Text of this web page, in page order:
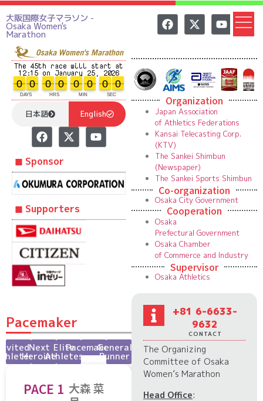
大阪国際女子マラソン -
Osaka Women's
Marathon
The 45th race will start at
12:15 on January 25, 2026
0
0 0
0
DAYS
0
0 0
0
HRS
0
0 0
0
MIN
0
0 0
0
SEC
日本語 English
◼︎ Sponsor
◼︎ Supporters
Pacemaker
Next
Heroine
Elite
Athletes
PacemakerGeneral
Runner
PACE 1 大森 菜
Organization
Japan Association
of Athletics Federations
Kansai Telecasting Corp.
(KTV)
The Sankei Shimbun
(Newspaper)
The Sankei Sports Shimbun
Co-organization
Osaka City Government
Cooperation
Osaka
Prefectural Government
Osaka Chamber
of Commerce and Industry
Supervisor
Osaka Athletics
+81 6-6633-
9632
CONTACT
The Organizing
Committee of Osaka
Women’s Marathon
Head Office: